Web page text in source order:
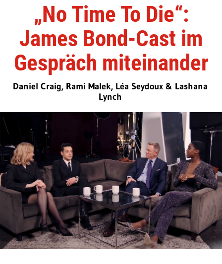
„No Time To Die“:
James Bond-Cast im
Gespräch miteinander
Daniel Craig, Rami Malek, Léa Seydoux & Lashana
Lynch